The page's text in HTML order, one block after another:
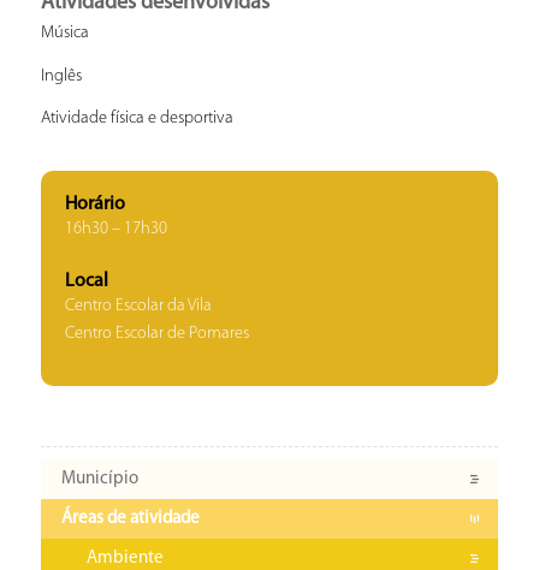
Música
Inglês
Atividade física e desportiva
Horário
16h30 – 17h30
Local
Centro Escolar da Vila
Centro Escolar de Pomares
Município
Áreas de atividade
Ambiente